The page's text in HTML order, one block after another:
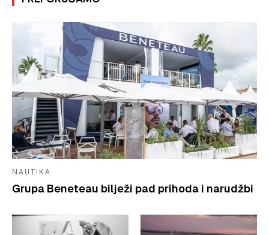
NAUTIKA
Grupa Beneteau bilježi pad prihoda i narudžbi